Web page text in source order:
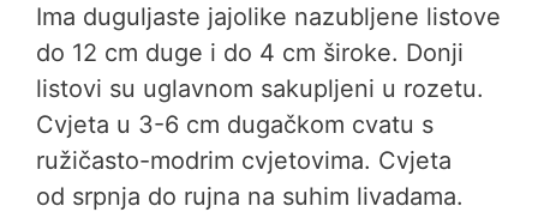
Ima duguljaste jajolike nazubljene listove
do 12 cm duge i do 4 cm široke. Donji
listovi su uglavnom sakupljeni u rozetu.
Cvjeta u 3-6 cm dugačkom cvatu s
ružičasto-modrim cvjetovima. Cvjeta
od srpnja do rujna na suhim livadama.